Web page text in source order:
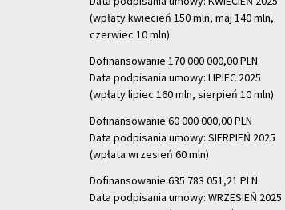
(wpłaty kwiecień 150 mln, maj 140 mln,
czerwiec 10 mln)
Dofinansowanie 170 000 000,00 PLN
Data podpisania umowy: LIPIEC 2025
(wpłaty lipiec 160 mln, sierpień 10 mln)
Dofinansowanie 60 000 000,00 PLN
Data podpisania umowy: SIERPIEŃ 2025
(wpłata wrzesień 60 mln)
Dofinansowanie 635 783 051,21 PLN
Data podpisania umowy: WRZESIEŃ 2025